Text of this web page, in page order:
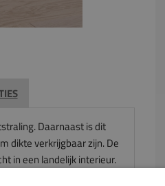
Daarnaast is dit
dikte verkrijgbaar zijn. De
in een landelijk interieur.